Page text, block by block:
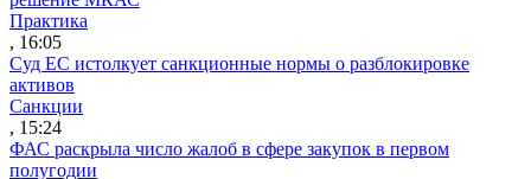
Практика
, 16:05
Суд ЕС истолкует санкционные нормы о разблокировке
активов
Санкции
, 15:24
ФАС раскрыла число жалоб в сфере закупок в первом
полугодии